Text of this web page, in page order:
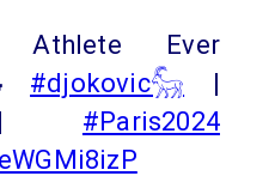
Athlete Ever
#djokovic𓃵 |
#Paris2024